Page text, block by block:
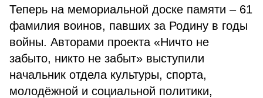
Теперь на мемориальной доске памяти – 61
фамилия воинов, павших за Родину в годы
войны. Авторами проекта «Ничто не
забыто, никто не забыт» выступили
начальник отдела культуры, спорта,
молодёжной и социальной политики,